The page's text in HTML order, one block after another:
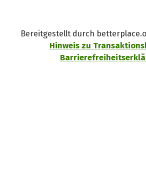
Bereitgestellt durch
Hinweis zu